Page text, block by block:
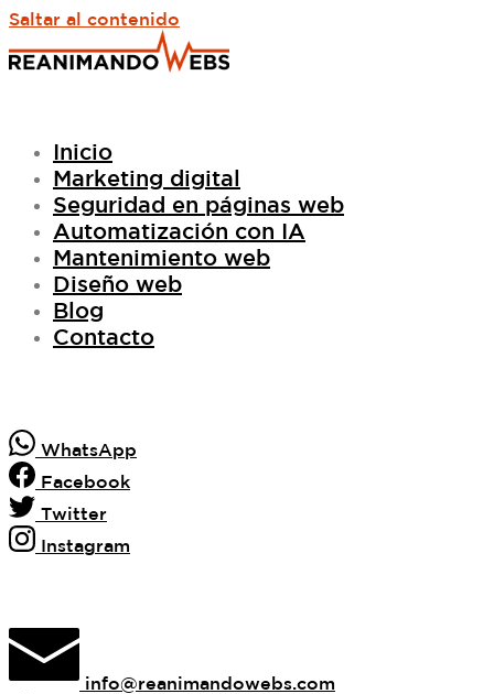
Saltar al contenido
Inicio
Marketing digital
Seguridad en páginas web
Automatización con IA
Mantenimiento web
Diseño web
Blog
Contacto
WhatsApp
Facebook
Twitter
Instagram
info@reanimandowebs.com